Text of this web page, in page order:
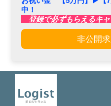
中！
登録で必ずもらえるキ
非公開